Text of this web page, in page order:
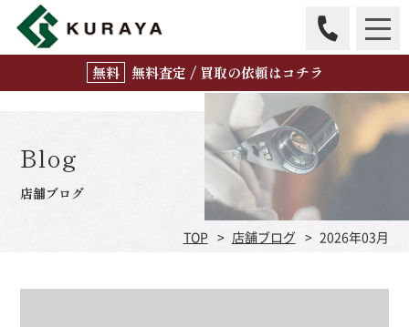
無料査定 / 買取の依頼はコチラ
Blog
店舗ブログ
TOP 店舗ブログ 2026年03月